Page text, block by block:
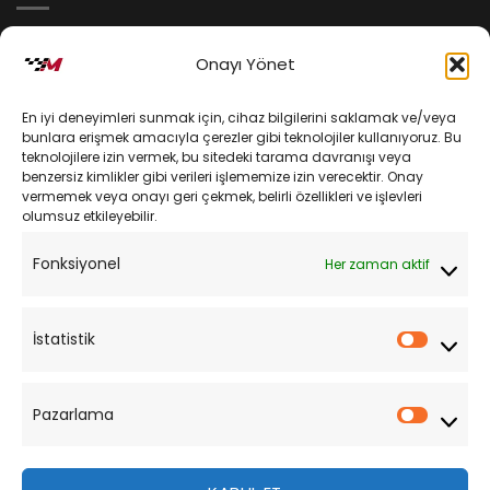
Onayı Yönet
En iyi deneyimleri sunmak için, cihaz bilgilerini saklamak ve/veya
bunlara erişmek amacıyla çerezler gibi teknolojiler kullanıyoruz. Bu
teknolojilere izin vermek, bu sitedeki tarama davranışı veya
benzersiz kimlikler gibi verileri işlememize izin verecektir. Onay
vermemek veya onayı geri çekmek, belirli özellikleri ve işlevleri
olumsuz etkileyebilir.
Fonksiyonel Her zaman aktif
İstatistik
Pazarlama
Kişisel Verilerin Korunması
Mesafeli Satış Sözleşmesi
Sipariş Takibi